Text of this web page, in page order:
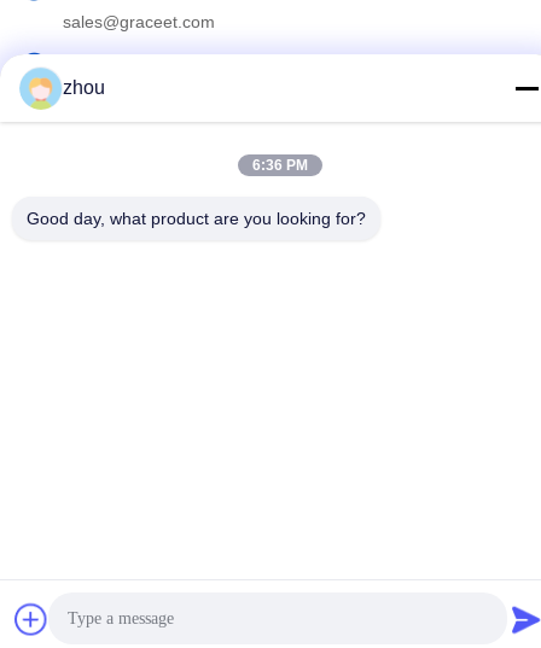
sales@graceet.com
Oststraße No.333 Jincheng, Xinwu-Bezirk, Wuxi-Stadt,
Jiangsu-Provinz, China
China Gute Qualität Katalysator DPF Lieferant. Urheberrecht ©
zhou
6:36 PM
Good day, what product are you looking for?